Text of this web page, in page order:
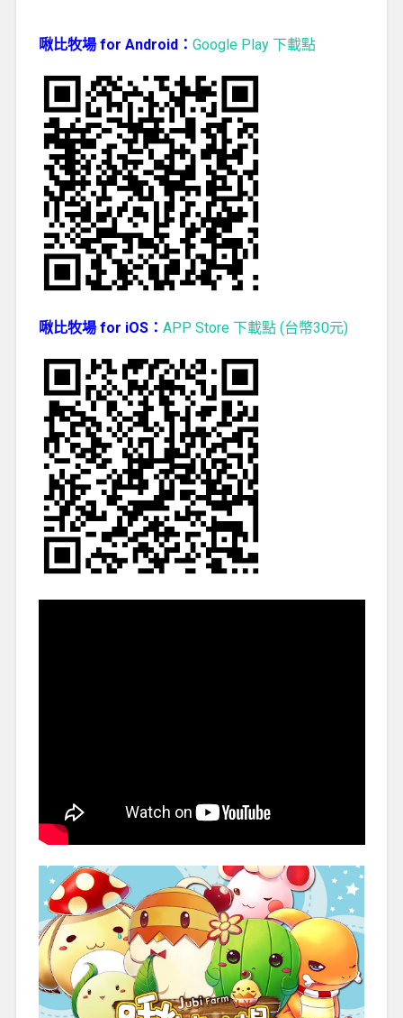
啾比牧場 for Android： Google Play 下載點
啾比牧場 for iOS： APP Store 下載點 (台幣30元)